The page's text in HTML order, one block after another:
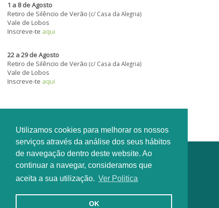
Utilizamos cookies para melhorar os nossos
serviços através da análise dos seus hábitos
de navegação dentro deste website. Ao
continuar a navegar, consideramos que
aceita a sua utilização. Ver Politica
OK
1 a 8 de Agosto
Retiro de Silêncio de Verão (c/ Casa da Alegria)
Vale de Lobos
Inscreve-te aqui
22 a 29 de Agosto
Retiro de Silêncio de Verão (c/ Casa da Alegria)
Vale de Lobos
Inscreve-te aqui